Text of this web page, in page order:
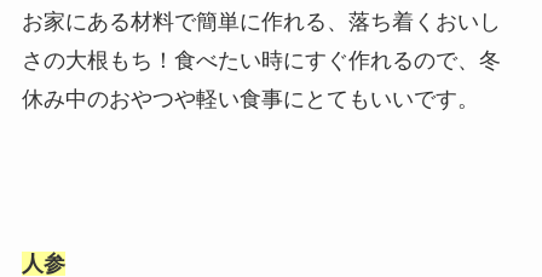
お家にある材料で簡単に作れる、落ち着くおいし
さの大根もち！食べたい時にすぐ作れるので、冬
休み中のおやつや軽い食事にとてもいいです。
人参